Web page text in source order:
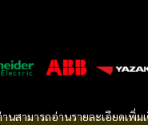
สามารถอ่านรายละเอียดเพิ่ม